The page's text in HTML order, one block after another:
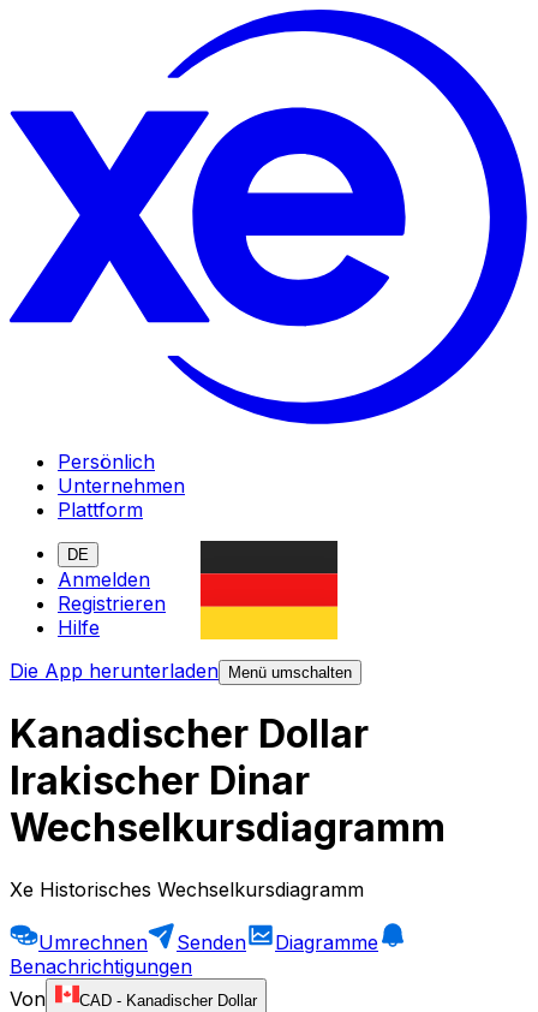
Persönlich
Unternehmen
Plattform
DE
Anmelden
Registrieren
Hilfe
Die App herunterladen
Menü umschalten
Kanadischer Dollar
Irakischer Dinar
Wechselkursdiagramm
Xe Historisches Wechselkursdiagramm
Umrechnen Senden
Diagramme
Benachrichtigungen
Von
CAD - Kanadischer Dollar